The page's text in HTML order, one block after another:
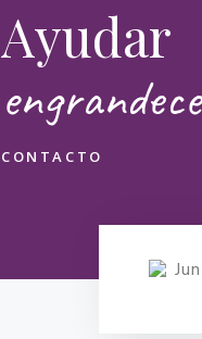
Ayudar
engrandece
CONTACTO